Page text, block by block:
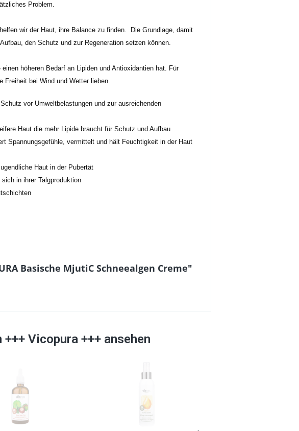
Problem.
wir der Haut, ihre Balance zu finden. Die Grundlage, damit
den Schutz und zur Regeneration setzen können.
höheren Bedarf an Lipiden und Antioxidantien hat. Für
Freiheit bei Wind und Wetter lieben.
vor Umweltbelastungen und zur ausreichenden
Haut die mehr Lipide braucht für Schutz und Aufbau
Spannungsgefühle, vermittelt und hält Feuchtigkeit in der Haut
Haut in der Pubertät
in ihrer Talgproduktion
Basische MjutiC Schneealgen Creme"
Vicopura +++ ansehen